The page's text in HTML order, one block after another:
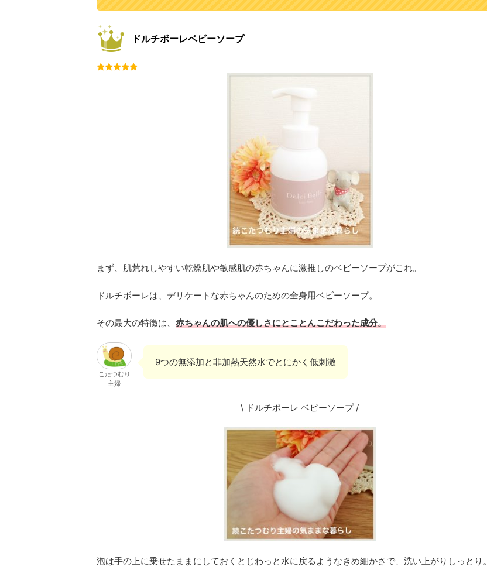
ドルチボーレベビーソープ
まず、肌荒れしやすい乾燥肌や敏感肌の赤ちゃんに激推しのベビーソープがこれ。
ドルチボーレは、デリケートな赤ちゃんのための全身用ベビーソープ。
その最大の特徴は、 赤ちゃんの肌への優しさにとことんこだわった成分。
こたつむり
主婦
9つの無添加と非加熱天然水でとにかく低刺激
\ ドルチボーレ ベビーソープ /
泡は手の上に乗せたままにしておくとじわっと水に戻るようなきめ細かさで、洗い上がりしっとり。